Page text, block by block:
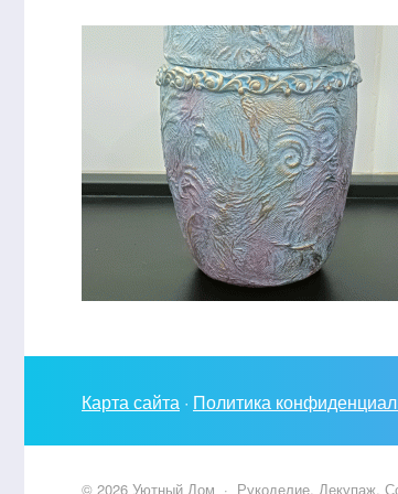
Карта сайта · Политика
© 2026 Уютный Дом · Рукоделие, Декупаж,